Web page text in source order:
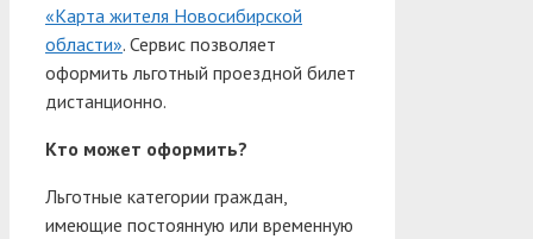
«Карта жителя Новосибирской
области». Сервис позволяет
оформить льготный проездной билет
дистанционно.
Кто может оформить?
Льготные категории граждан,
имеющие постоянную или временную